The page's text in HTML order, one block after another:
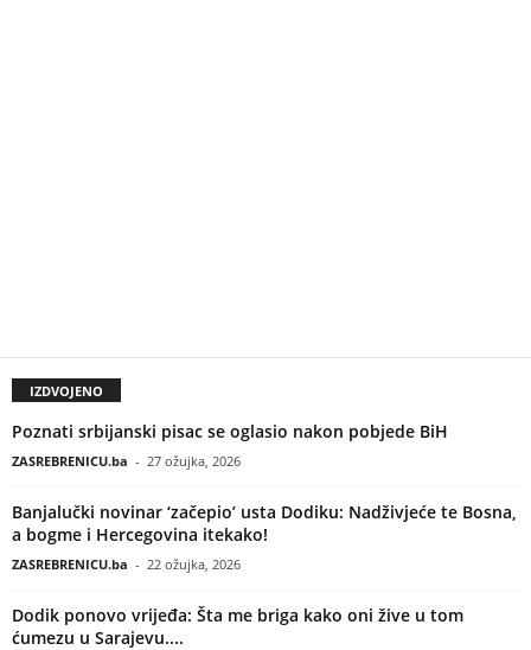
IZDVOJENO
Poznati srbijanski pisac se oglasio nakon pobjede BiH
ZASREBRENICU.ba - 27 ožujka, 2026
Banjalučki novinar ‘začepio’ usta Dodiku: Nadživjeće te Bosna,
a bogme i Hercegovina itekako!
ZASREBRENICU.ba - 22 ožujka, 2026
Dodik ponovo vrijeđa: Šta me briga kako oni žive u tom
ćumezu u Sarajevu....